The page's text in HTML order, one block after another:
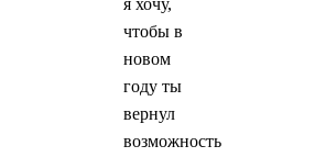
я хочу,
чтобы в
новом
году ты
вернул
возможность